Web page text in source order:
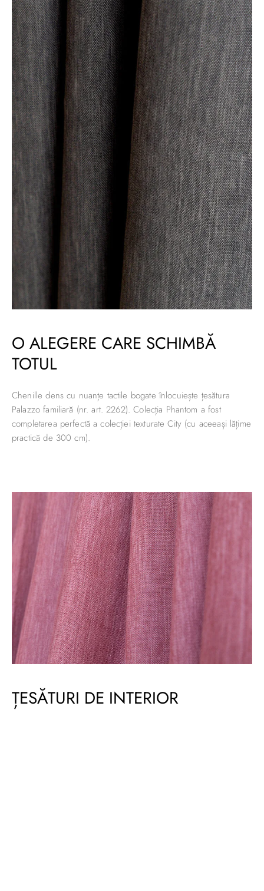
O ALEGERE CARE SCHIMBĂ
TOTUL
Chenille dens cu nuanțe tactile bogate înlocuiește țesătura
Palazzo familiară (nr. art. 2262). Colecția Phantom a fost
completarea perfectă a colecției texturate City (cu aceeași lățime
practică de 300 cm).
ȚESĂTURI DE INTERIOR